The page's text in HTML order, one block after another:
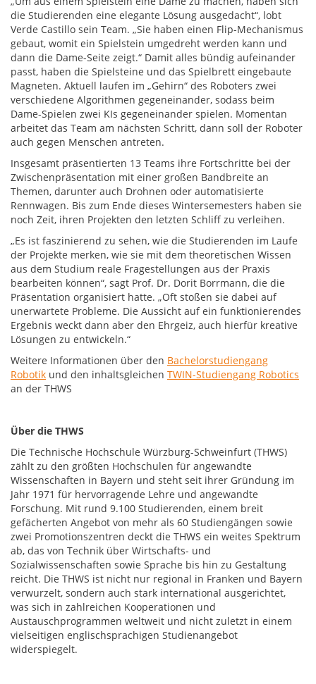
die Studierenden eine elegante Lösung ausgedacht“, lobt
Verde Castillo sein Team. „Sie haben einen Flip-Mechanismus
gebaut, womit ein Spielstein umgedreht werden kann und
dann die Dame-Seite zeigt.“ Damit alles bündig aufeinander
passt, haben die Spielsteine und das Spielbrett eingebaute
Magneten. Aktuell laufen im „Gehirn“ des Roboters zwei
verschiedene Algorithmen gegeneinander, sodass beim
Dame-Spielen zwei KIs gegeneinander spielen. Momentan
arbeitet das Team am nächsten Schritt, dann soll der Roboter
auch gegen Menschen antreten.
Insgesamt präsentierten 13 Teams ihre Fortschritte bei der
Zwischenpräsentation mit einer großen Bandbreite an
Themen, darunter auch Drohnen oder automatisierte
Rennwagen. Bis zum Ende dieses Wintersemesters haben sie
noch Zeit, ihren Projekten den letzten Schliff zu verleihen.
„Es ist faszinierend zu sehen, wie die Studierenden im Laufe
der Projekte merken, wie sie mit dem theoretischen Wissen
aus dem Studium reale Fragestellungen aus der Praxis
bearbeiten können“, sagt Prof. Dr. Dorit Borrmann, die die
Präsentation organisiert hatte. „Oft stoßen sie dabei auf
unerwartete Probleme. Die Aussicht auf ein funktionierendes
Ergebnis weckt dann aber den Ehrgeiz, auch hierfür kreative
Lösungen zu entwickeln.“
Weitere Informationen über den Bachelorstudiengang
Robotik und den inhaltsgleichen TWIN-Studiengang Robotics
an der THWS
Über die THWS
Die Technische Hochschule Würzburg-Schweinfurt (THWS)
zählt zu den größten Hochschulen für angewandte
Wissenschaften in Bayern und steht seit ihrer Gründung im
Jahr 1971 für hervorragende Lehre und angewandte
Forschung. Mit rund 9.100 Studierenden, einem breit
gefächerten Angebot von mehr als 60 Studiengängen sowie
zwei Promotionszentren deckt die THWS ein weites Spektrum
ab, das von Technik über Wirtschafts- und
Sozialwissenschaften sowie Sprache bis hin zu Gestaltung
reicht. Die THWS ist nicht nur regional in Franken und Bayern
verwurzelt, sondern auch stark international ausgerichtet,
was sich in zahlreichen Kooperationen und
Austauschprogrammen weltweit und nicht zuletzt in einem
vielseitigen englischsprachigen Studienangebot
widerspiegelt.